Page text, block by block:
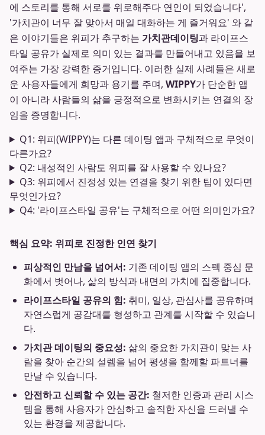
에 스토리를 통해 서로를 위로해주다 연인이 되었습니다',
'가치관이 너무 잘 맞아서 매일 대화하는 게 즐거워요' 와 같
은 이야기들은 위피가 추구하는 가치관데이팅과 라이프스
타일 공유가 실제로 의미 있는 결과를 만들어내고 있음을 보
여주는 가장 강력한 증거입니다. 이러한 실제 사례들은 새로
운 사용자들에게 희망과 용기를 주며, WIPPY가 단순한 앱
이 아니라 사람들의 삶을 긍정적으로 변화시키는 연결의 장
임을 증명합니다.
Q1: 위피(WIPPY)는 다른 데이팅 앱과 구체적으로 무엇이
다른가요?
Q2: 내성적인 사람도 위피를 잘 사용할 수 있나요?
Q3: 위피에서 진정성 있는 연결을 찾기 위한 팁이 있다면
무엇인가요?
Q4: '라이프스타일 공유'는 구체적으로 어떤 의미인가요?
핵심 요약: 위피로 진정한 인연 찾기
피상적인 만남을 넘어서: 기존 데이팅 앱의 스펙 중심 문
화에서 벗어나, 삶의 방식과 내면의 가치에 집중합니다.
라이프스타일 공유의 힘: 취미, 일상, 관심사를 공유하며
자연스럽게 공감대를 형성하고 관계를 시작할 수 있습니
다.
가치관 데이팅의 중요성: 삶의 중요한 가치관이 맞는 사
람을 찾아 순간의 설렘을 넘어 평생을 함께할 파트너를
만날 수 있습니다.
안전하고 신뢰할 수 있는 공간: 철저한 인증과 관리 시스
템을 통해 사용자가 안심하고 솔직한 자신을 드러낼 수
있는 환경을 제공합니다.